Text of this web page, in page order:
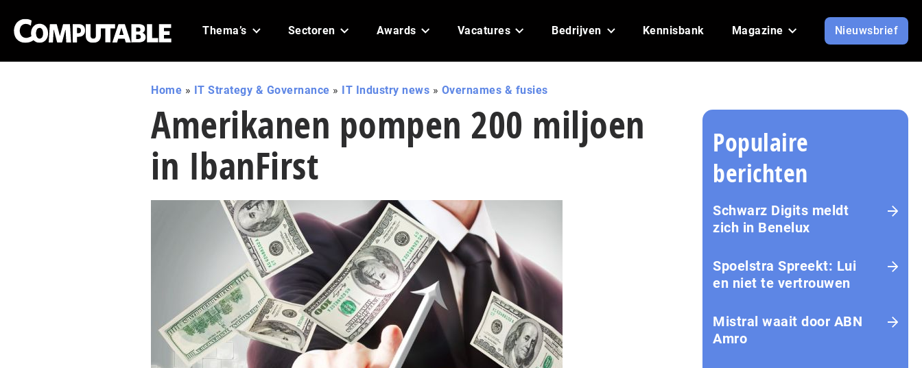
Thema’s Sectoren Awards Vacatures Bedrijven Kennisbank Magazine Nieuwsbrief
Home » IT Strategy & Governance » IT Industry news » Overnames & fusies
Amerikanen pompen 200 miljoen
in IbanFirst
Populaire
berichten
Schwarz Digits meldt
zich in Benelux
Spoelstra Spreekt: Lui
en niet te vertrouwen
Mistral waait door ABN
Amro